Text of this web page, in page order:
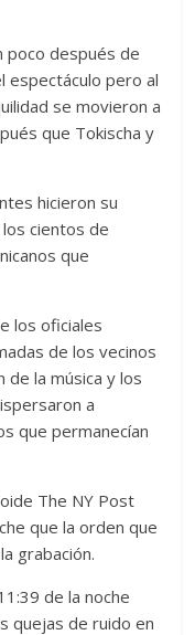
poco después de
espectáculo pero al
se movieron a
que Tokischa y
hicieron su
cientos de
que
los oficiales
de los vecinos
la música y los
a
que permanecían
The NY Post
que la orden que
grabación.
de la noche
quejas de ruido en